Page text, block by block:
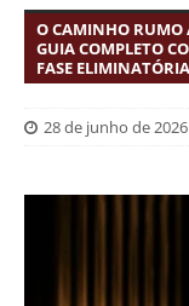
O CAMINHO RUMO
GUIA COMPLETO
FASE
28 de junho de 2026